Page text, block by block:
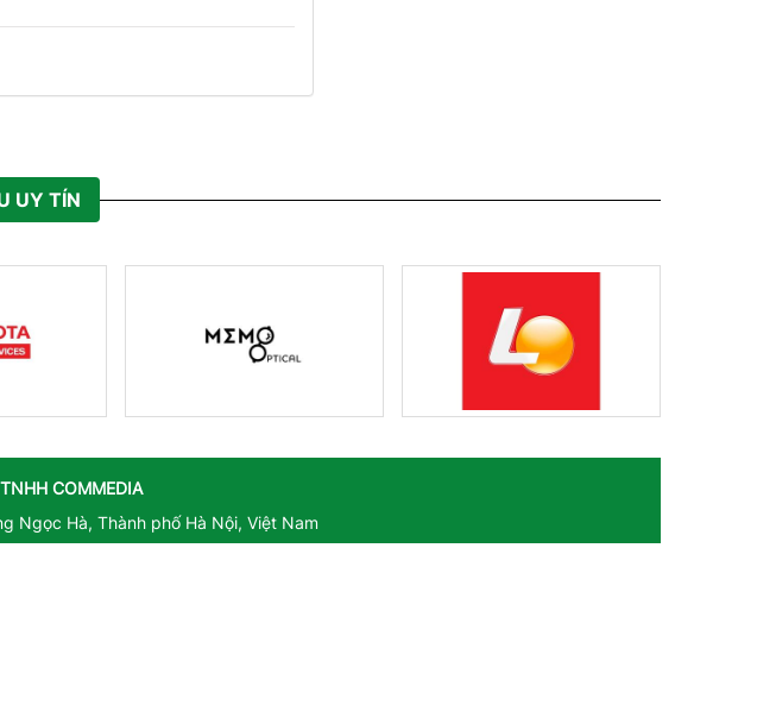
UY TÍN
COMMEDIA
Ngọc Hà, Thành phố Hà Nội, Việt Nam